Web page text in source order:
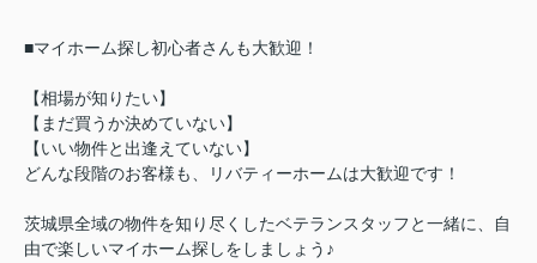
■マイホーム探し初心者さんも大歓迎！
【相場が知りたい】
【まだ買うか決めていない】
【いい物件と出逢えていない】
どんな段階のお客様も、リバティーホームは大歓迎です！
茨城県全域の物件を知り尽くしたベテランスタッフと一緒に、自
由で楽しいマイホーム探しをしましょう♪